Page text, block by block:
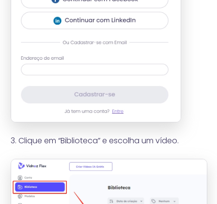
3. Clique em “Biblioteca” e escolha um vídeo.